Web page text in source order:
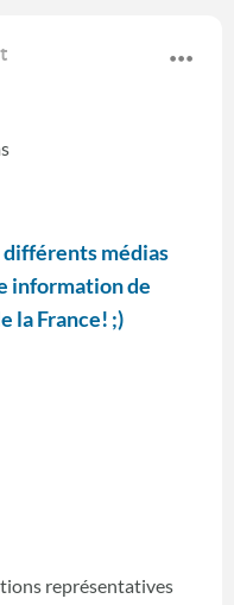
différents médias
information de
la France! ;)
représentatives